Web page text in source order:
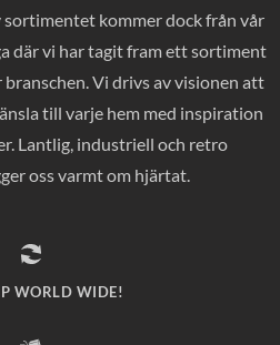
sortimentet kommer dock från vår
där vi har tagit fram ett sortiment
Vi drivs av visionen att
till varje hem med inspiration
Lantlig, industriell och retro
oss varmt om hjärtat.
WORLD WIDE!